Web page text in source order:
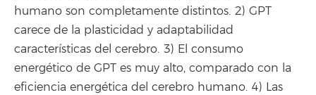
humano son completamente distintos. 2) GPT
carece de la plasticidad y adaptabilidad
características del cerebro. 3) El consumo
energético de GPT es muy alto, comparado con la
eficiencia energética del cerebro humano. 4) Las